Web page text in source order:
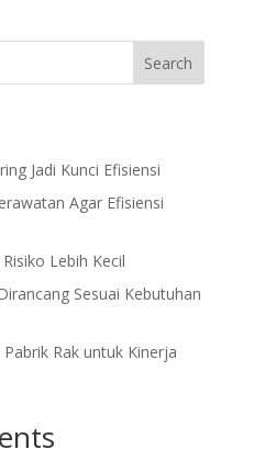
Search
Jadi Kunci Efisiensi
Agar Efisiensi
Lebih Kecil
Sesuai Kebutuhan
Rak untuk Kinerja